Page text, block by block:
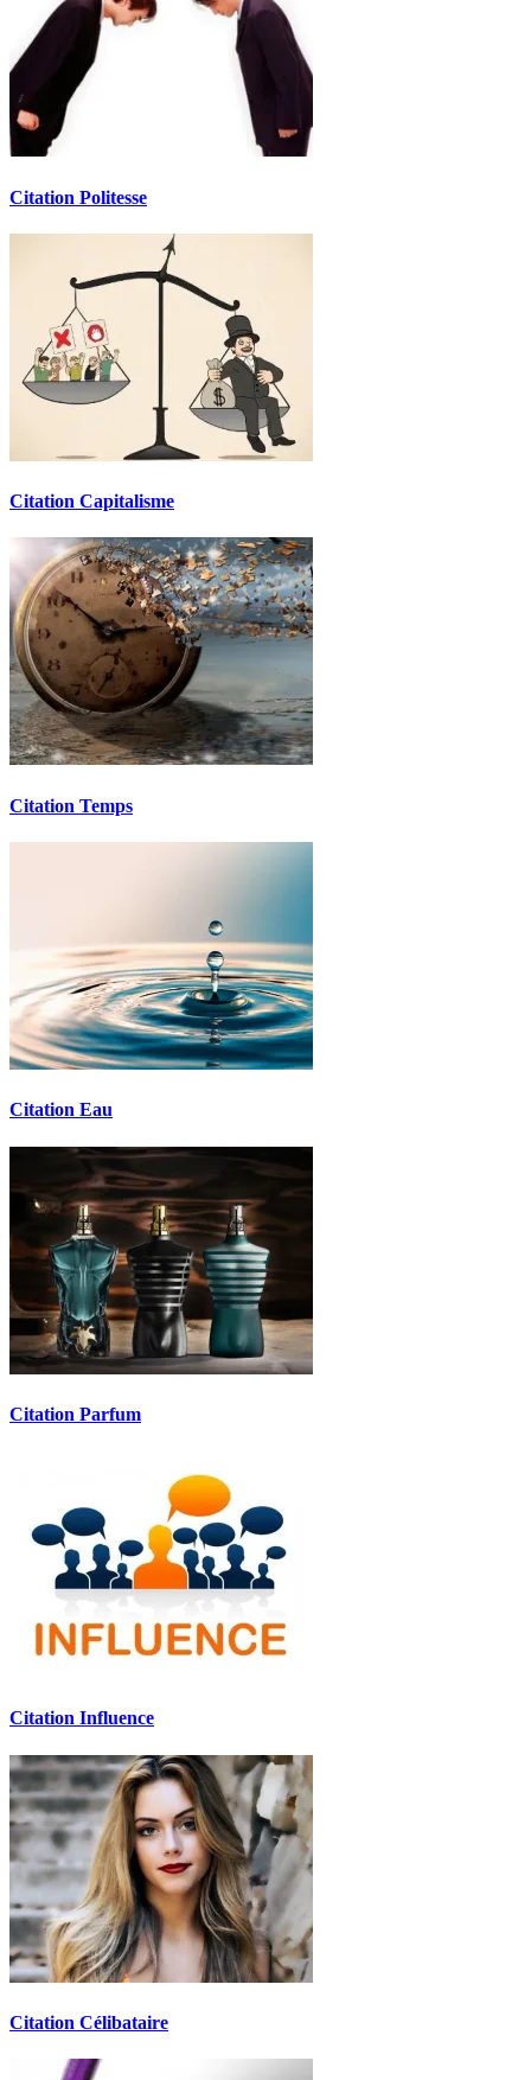
Citation Politesse
Citation Capitalisme
Citation Temps
Citation Eau
Citation Parfum
Citation Influence
Citation Célibataire